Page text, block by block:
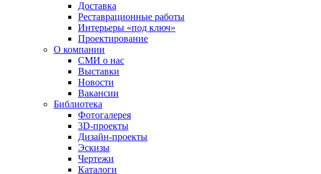
Доставка
Реставрационные работы
Интерьеры «под ключ»
Проектирование
О компании
СМИ о нас
Выставки
Новости
Вакансии
Библиотека
Фотогалерея
3D-проекты
Дизайн-проекты
Эскизы
Чертежи
Каталоги